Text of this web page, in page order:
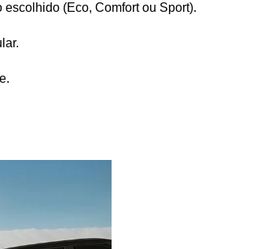
(Eco, Comfort ou Sport).